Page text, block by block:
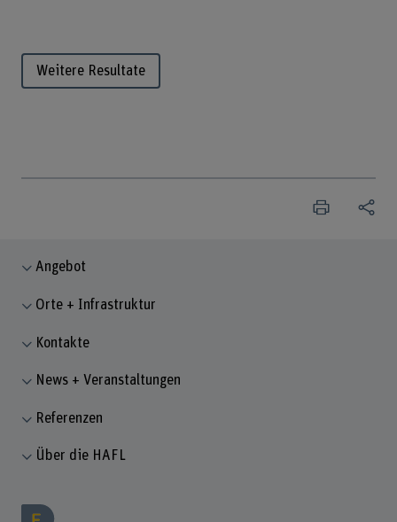
Weitere Resultate
Angebot
Orte + Infrastruktur
Kontakte
News + Veranstaltungen
Referenzen
Über die HAFL